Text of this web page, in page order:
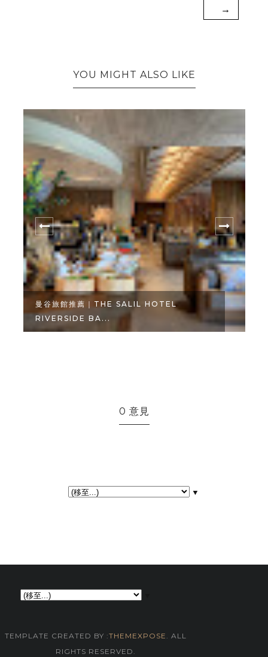
→
YOU MIGHT ALSO LIKE
曼谷旅館推薦｜THE SALIL HOTEL
RIVERSIDE BA...
0 意見
▼
TEMPLATE CREATED BY :THEMEXPOSE
. ALL
RIGHTS RESERVED.